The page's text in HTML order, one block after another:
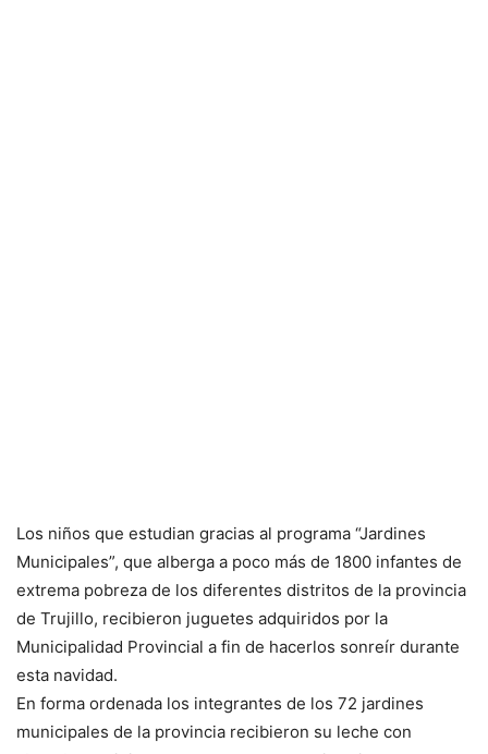
Los niños que estudian gracias al programa “Jardines
Municipales”, que alberga a poco más de 1800 infantes de
extrema pobreza de los diferentes distritos de la provincia
de Trujillo, recibieron juguetes adquiridos por la
Municipalidad Provincial a fin de hacerlos sonreír durante
esta navidad.
En forma ordenada los integrantes de los 72 jardines
municipales de la provincia recibieron su leche con